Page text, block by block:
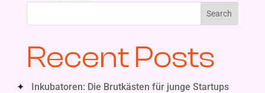
Search
Recent Posts
Inkubatoren: Die Brutkästen für junge Startups